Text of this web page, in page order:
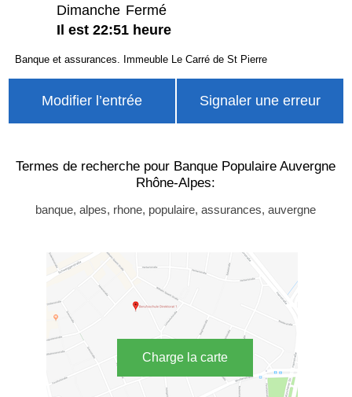
Dimanche Fermé
Il est 22:51 heure
Banque et assurances. Immeuble Le Carré de St Pierre
Modifier l’entrée Signaler une erreur
Termes de recherche pour Banque Populaire Auvergne
Rhône-Alpes:
banque, alpes, rhone, populaire, assurances, auvergne
Charge la carte